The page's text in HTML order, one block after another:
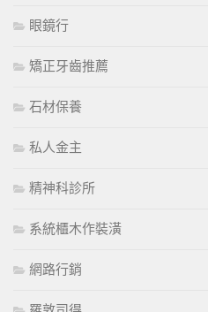
眼鏡行
矯正牙齒推薦
石材保養
私人金主
精神科診所
系統櫃木作裝潢
網路行銷